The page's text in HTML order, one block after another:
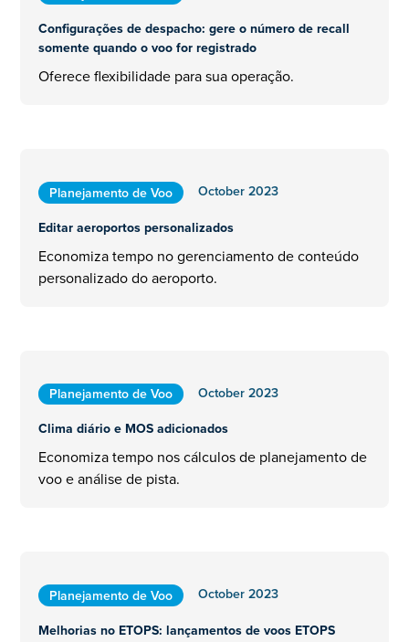
Configurações de despacho: gere o número de recall
somente quando o voo for registrado
Oferece flexibilidade para sua operação.
Planejamento de Voo
October 2023
Editar aeroportos personalizados
Economiza tempo no gerenciamento de conteúdo
personalizado do aeroporto.
Planejamento de Voo
October 2023
Clima diário e MOS adicionados
Economiza tempo nos cálculos de planejamento de
voo e análise de pista.
Planejamento de Voo
October 2023
Melhorias no ETOPS: lançamentos de voos ETOPS